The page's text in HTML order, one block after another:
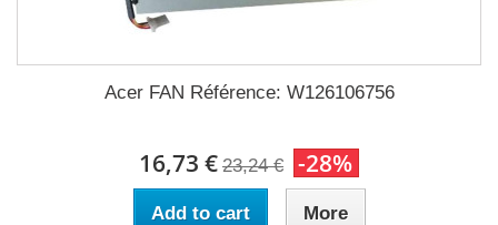
Acer FAN Référence: W126106756
16,73 € 23,24 € -28%
Add to cart More